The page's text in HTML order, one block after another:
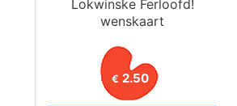
Lokwinske Ferloofd!
wenskaart
€ 2.50